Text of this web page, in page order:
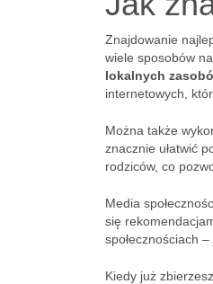
Znajdowanie
wiele sposobów
lokalnych
internetowych,
Można także
znacznie ułatwić
rodziców, co
Media
się
społecznościach
Kiedy już